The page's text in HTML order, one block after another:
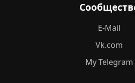
E-Mail
Vk.com
My Telegram